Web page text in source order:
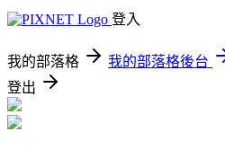
登入
我的部落格 我的部落格後台
登出